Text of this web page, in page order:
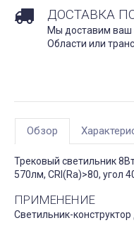
ДОСТАВКА
Мы доставим ваш
Области или
Обзор
Трековый светильник
570лм, CRI(Ra)>80, угол
ПРИМЕНЕНИЕ
Светильник-